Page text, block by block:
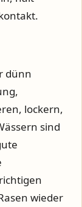
dünn
lockern,
sind
wieder